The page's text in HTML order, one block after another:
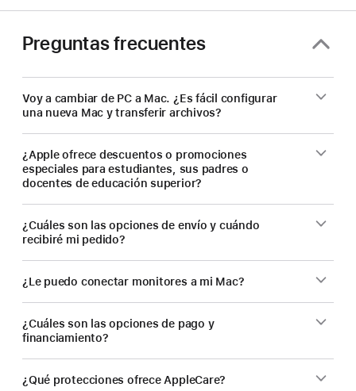
con
los
descuentos
para
estudiantes
y
docentes.
Preguntas frecuentes
Voy a cambiar de PC a Mac. ¿Es fácil configurar
una nueva Mac y transferir archivos?
¿Apple ofrece descuentos o promociones
especiales para estudiantes, sus padres o
docentes de educación superior?
¿Cuáles son las opciones de envío y cuándo
recibiré mi pedido?
¿Le puedo conectar monitores a mi Mac?
¿Cuáles son las opciones de pago y
financiamiento?
¿Qué protecciones ofrece AppleCare?